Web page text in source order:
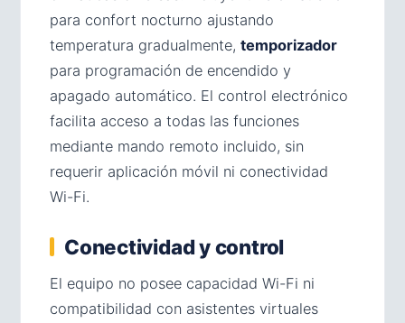
para confort nocturno ajustando
temperatura gradualmente, temporizador
para programación de encendido y
apagado automático. El control electrónico
facilita acceso a todas las funciones
mediante mando remoto incluido, sin
requerir aplicación móvil ni conectividad
Wi-Fi.
Conectividad y control
El equipo no posee capacidad Wi-Fi ni
compatibilidad con asistentes virtuales